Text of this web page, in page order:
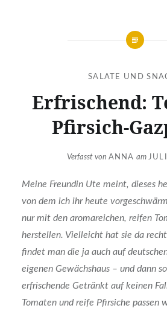
SALATE UND
Erfrischend:
Pfirsich-
Verfasst von ANNA am
Meine Freundin Ute meint, dieses
von dem ich ihr heute
nur mit den aromareichen, reifen
herstellen. Vielleicht hat sie da
findet man die ja auch auf
eigenen Gewächshaus – und dann
erfrischende Getränkt auf keinen
Tomaten und reife Pfirsiche passen